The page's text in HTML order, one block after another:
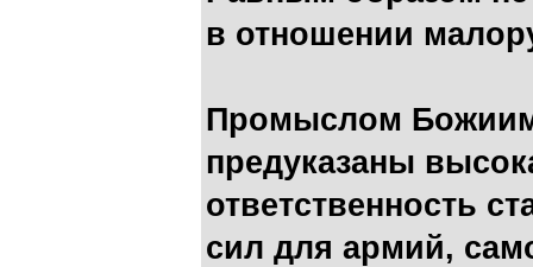
в отношении
Промыслом
предуказаны
ответственность
сил для армий,